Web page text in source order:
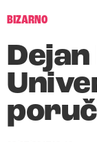
BIZARNO